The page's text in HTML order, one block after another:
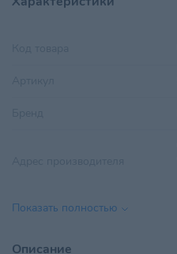
Вес
Вид корма
Показать полностью
Описание